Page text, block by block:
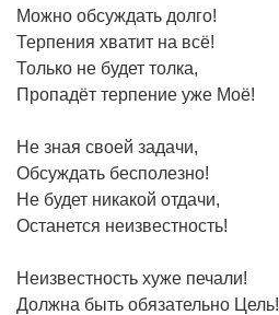
Можно обсуждать долго!
Терпения хватит на всё!
Только не будет толка,
Пропадёт терпение уже Моё!
Не зная своей задачи,
Обсуждать бесполезно!
Не будет никакой отдачи,
Останется неизвестность!
Неизвестность хуже печали!
Должна быть обязательно Цель!